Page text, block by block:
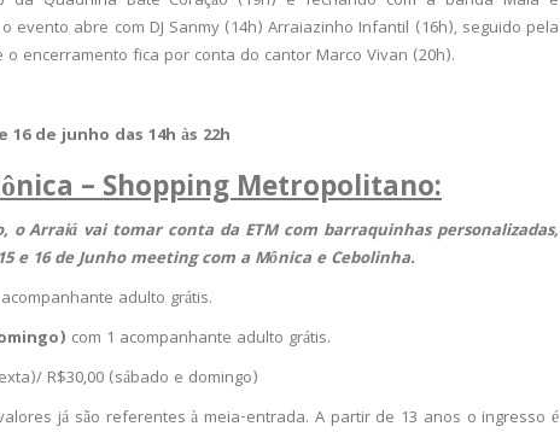
evento abre com DJ Sanmy (14h) Arraiazinho Infantil (16h), seguido pela
encerramento fica por conta do cantor Marco Vivan (20h).
16 de junho das 14h às 22h
– Shopping Metropolitano:
o Arraiá vai tomar conta da ETM com barraquinhas personalizadas,
e 16 de Junho meeting com a Mônica e Cebolinha.
adulto grátis.
com 1 acompanhante adulto grátis.
R$30,00 (sábado e domingo)
já são referentes à meia-entrada. A partir de 13 anos o ingresso é